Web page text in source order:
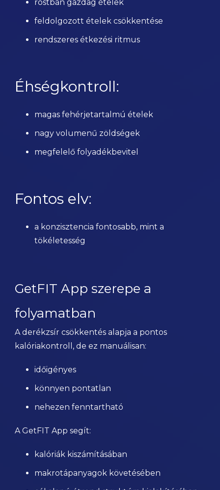
rostban gazdag ételek
feldolgozott ételek csökkentése
rendszeres étkezési ritmus
Éhségkontroll:
magas fehérjetartalmú ételek
nagy volumenű zöldségek
megfelelő folyadékbevitel
Fontos elv:
a konzisztencia fontosabb, mint a
tökéletesség
GetFIT App szerepe a
folyamatban
A derékzsír csökkentés alapja a pontos
kalóriakontroll, de ez manuálisan:
időigényes
könnyen pontatlan
nehezen fenntartható
A GetFIT App segít:
kalóriák kiszámításában
makrotápanyagok követésében